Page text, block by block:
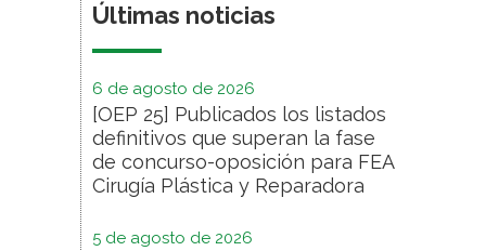
Últimas noticias
6 de agosto de 2026
[OEP 25] Publicados los listados
definitivos que superan la fase
de concurso-oposición para FEA
Cirugía Plástica y Reparadora
5 de agosto de 2026